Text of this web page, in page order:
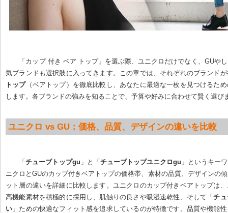
「カップ 付き ベア トップ」を選ぶ際、ユニクロだけでなく、GUや
気ブランドも選択肢に入ってきます。この章では、それぞれのブランド
トップ（ベアトップ）を徹底比較し、あなたに最適な一枚を見つけるた
します。各ブランドの強みを知ることで、予算や好みに合わせて賢く選び
ユニクロ vs GU：価格、品質、デザインの違いを比較
「チューブトップgu 」と「 チューブトップユニクロgu 」というキー
ニクロとGUのカップ付きベアトップの価格帯、素材の品質、デザインの
ット層の違いを詳細に比較します。ユニクロのカップ付きベアトップは
高機能素材を積極的に採用し、肌触りの良さや吸湿速乾性、そして「チ
い 」ための快適なフィット感を追求しているのが特徴です。品質や機能